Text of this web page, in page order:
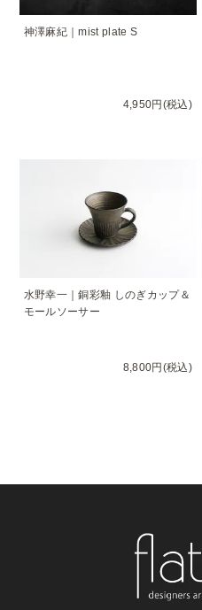
神澤麻紀｜mist plate S
4,950円(税込)
水野幸一｜銅彩釉 しのぎカップ＆
モールソーサー
8,800円(税込)